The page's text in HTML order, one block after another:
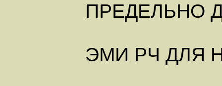
ПРЕДЕЛЬНО
ЭМИ РЧ ДЛЯ